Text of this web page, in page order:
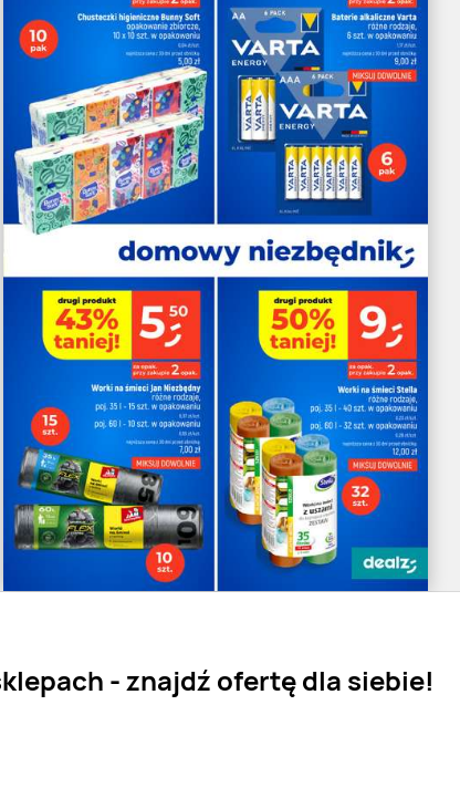
- znajdź ofertę dla siebie!